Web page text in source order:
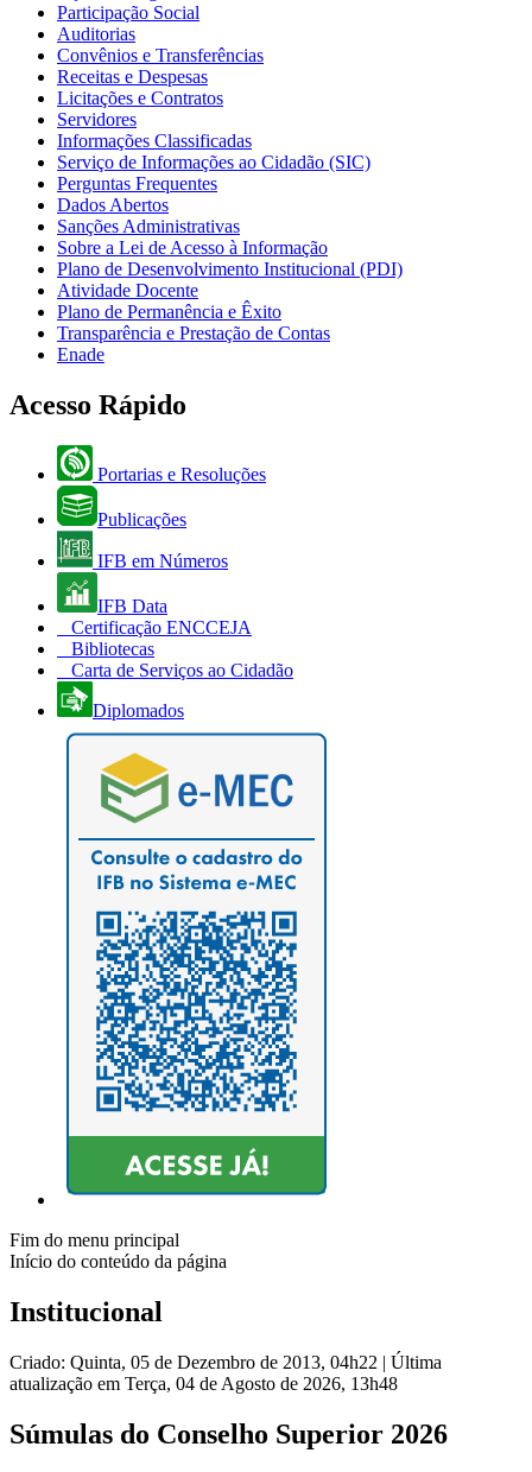
Participação Social
Auditorias
Convênios e Transferências
Receitas e Despesas
Licitações e Contratos
Servidores
Informações Classificadas
Serviço de Informações ao Cidadão (SIC)
Perguntas Frequentes
Dados Abertos
Sanções Administrativas
Sobre a Lei de Acesso à Informação
Plano de Desenvolvimento Institucional (PDI)
Atividade Docente
Plano de Permanência e Êxito
Transparência e Prestação de Contas
Enade
Acesso Rápido
Portarias e Resoluções
Publicações
IFB em Números
IFB Data
Certificação ENCCEJA
Bibliotecas
Carta de Serviços ao Cidadão
Diplomados
Fim do menu principal
Início do conteúdo da página
Institucional
Criado: Quinta, 05 de Dezembro de 2013, 04h22 | Última
atualização em Terça, 04 de Agosto de 2026, 13h48
Súmulas do Conselho Superior 2026